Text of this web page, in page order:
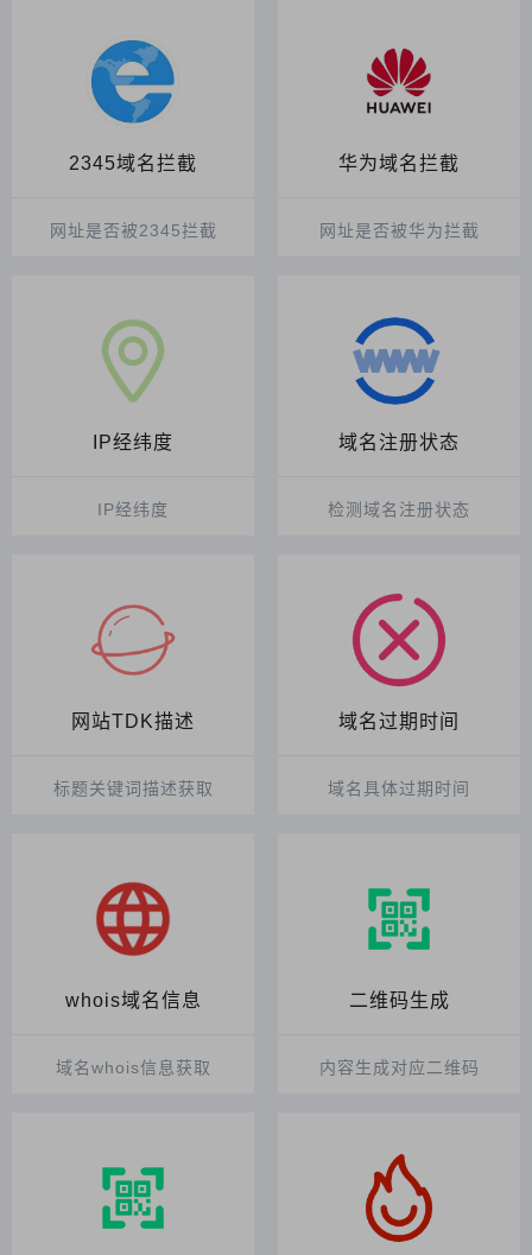
2345域名拦截
网址是否被2345拦截
华为域名拦截
网址是否被华为拦截
IP经纬度
IP经纬度
域名注册状态
检测域名注册状态
网站TDK描述
标题关键词描述获取
域名过期时间
域名具体过期时间
whois域名信息
域名whois信息获取
二维码生成
内容生成对应二维码